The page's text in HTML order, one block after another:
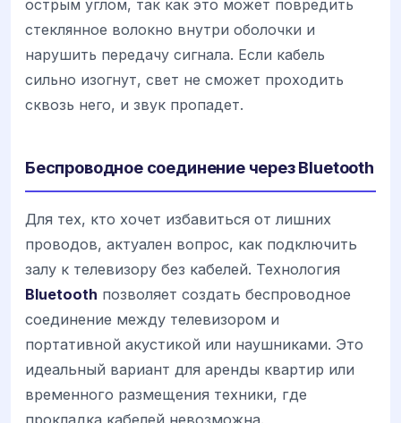
острым углом, так как это может повредить
стеклянное волокно внутри оболочки и
нарушить передачу сигнала. Если кабель
сильно изогнут, свет не сможет проходить
сквозь него, и звук пропадет.
Беспроводное соединение через Bluetooth
Для тех, кто хочет избавиться от лишних
проводов, актуален вопрос, как подключить
залу к телевизору без кабелей. Технология
Bluetooth позволяет создать беспроводное
соединение между телевизором и
портативной акустикой или наушниками. Это
идеальный вариант для аренды квартир или
временного размещения техники, где